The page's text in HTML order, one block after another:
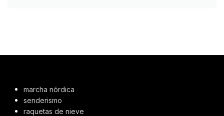
marcha nórdica
senderismo
raquetas de nieve